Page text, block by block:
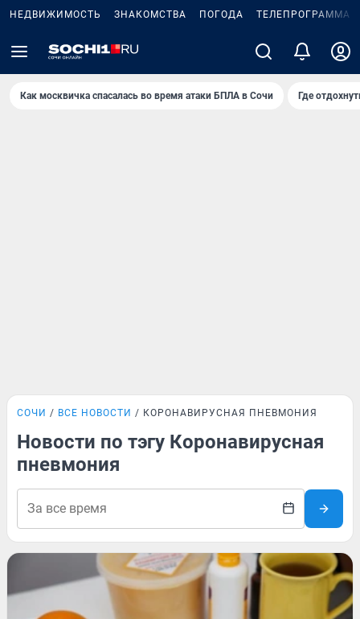
НЕДВИЖИМОСТЬ ЗНАКОМСТВА ПОГОДА ТЕЛЕПРОГРАММА
Как москвичка спасалась во время атаки БПЛА в Сочи Где
СОЧИ ВСЕ НОВОСТИ КОРОНАВИРУСНАЯ ПНЕВМОНИЯ
Новости по тэгу Коронавирусная
пневмония